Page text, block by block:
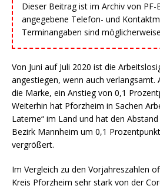
Dieser Beitrag ist im Archiv von PF-
angegebene Telefon- und
Terminangaben sind
Von Juni auf Juli 2020 ist die
angestiegen, wenn auch
die Marke, ein Anstieg von 0,1
Weiterhin hat Pforzheim in Sachen
Laterne“ im Land und hat den
Bezirk Mannheim um 0,1
vergrößert.
Im Vergleich zu den Vorjahreszahlen
Kreis Pforzheim sehr stark von der